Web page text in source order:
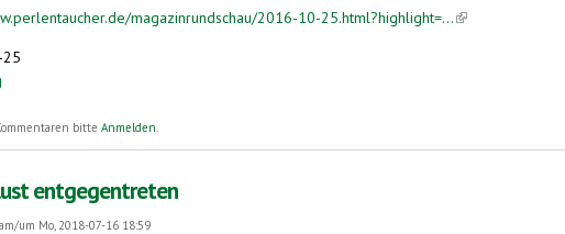
magazinrundschau/2016-10-25.html?highlight=...(link is external)
Yorker (USA), 31.10.2016
bitte Anmelden.
entgegentreten
um Mo, 2018-07-16 18:59